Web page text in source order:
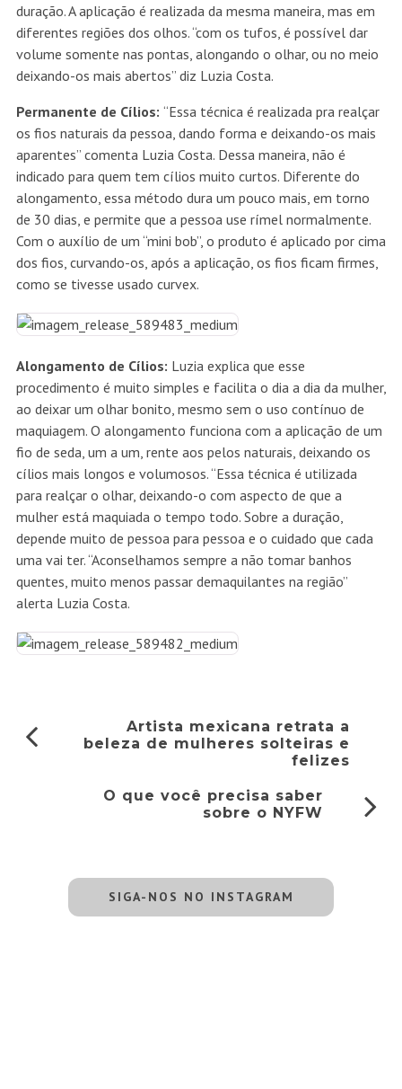
duração. A aplicação é realizada da mesma maneira, mas em
diferentes regiões dos olhos. “com os tufos, é possível dar
volume somente nas pontas, alongando o olhar, ou no meio
deixando-os mais abertos” diz Luzia Costa.
Permanente de Cílios: “Essa técnica é realizada pra realçar
os fios naturais da pessoa, dando forma e deixando-os mais
aparentes” comenta Luzia Costa. Dessa maneira, não é
indicado para quem tem cílios muito curtos. Diferente do
alongamento, essa método dura um pouco mais, em torno
de 30 dias, e permite que a pessoa use rímel normalmente.
Com o auxílio de um “mini bob”, o produto é aplicado por cima
dos fios, curvando-os, após a aplicação, os fios ficam firmes,
como se tivesse usado curvex.
Alongamento de Cílios: Luzia explica que esse
procedimento é muito simples e facilita o dia a dia da mulher,
ao deixar um olhar bonito, mesmo sem o uso contínuo de
maquiagem. O alongamento funciona com a aplicação de um
fio de seda, um a um, rente aos pelos naturais, deixando os
cílios mais longos e volumosos. “Essa técnica é utilizada
para realçar o olhar, deixando-o com aspecto de que a
mulher está maquiada o tempo todo. Sobre a duração,
depende muito de pessoa para pessoa e o cuidado que cada
uma vai ter. “Aconselhamos sempre a não tomar banhos
quentes, muito menos passar demaquilantes na região”
alerta Luzia Costa.
Artista mexicana retrata a
beleza de mulheres solteiras e
felizes
O que você precisa saber
sobre o NYFW
SIGA-NOS NO INSTAGRAM